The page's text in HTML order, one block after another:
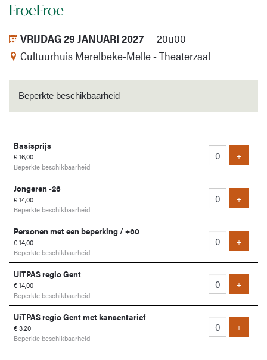
FroeFroe
VRIJDAG 29 JANUARI 2027— 20u00
Cultuurhuis Merelbeke-Melle - Theaterzaal
Beperkte beschikbaarheid
Basisprijs
€ 16,00
Beperkte beschikbaarheid
+Voeg
Jongeren -26
€ 14,00
Beperkte beschikbaarheid
+Voeg
Personen met een beperking / +60
€ 14,00
Beperkte beschikbaarheid
+Voeg
UiTPAS regio Gent
€ 14,00
Beperkte beschikbaarheid
+Voeg
UiTPAS regio Gent met kansentarief
€ 3,20
Beperkte beschikbaarheid
+Voeg